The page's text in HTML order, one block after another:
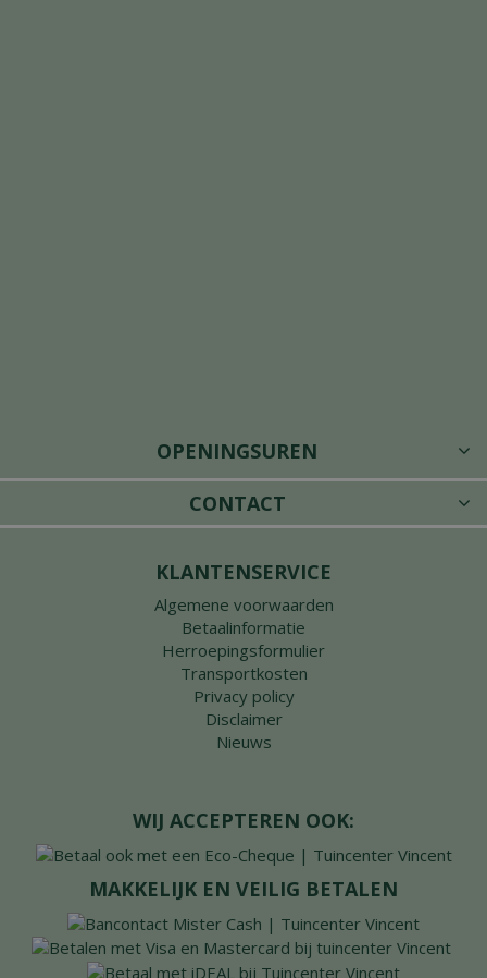
OPENINGSUREN
CONTACT
KLANTENSERVICE
Algemene voorwaarden
Betaalinformatie
Herroepingsformulier
Transportkosten
Privacy policy
Disclaimer
Nieuws
WIJ ACCEPTEREN OOK:
MAKKELIJK EN VEILIG BETALEN